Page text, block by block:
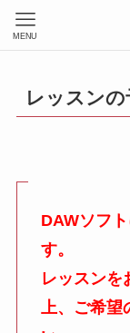
MENU
レッスンの
DAWソフ
す。
レッスンを
上、ご希望